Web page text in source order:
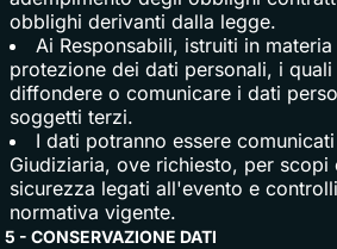
obblighi derivanti dalla legge.
Ai Responsabili, istruiti in
protezione dei dati personali, i
diffondere o comunicare i dati
soggetti terzi.
I dati potranno essere
Giudiziaria, ove richiesto, per scopi
sicurezza legati all'evento e
normativa vigente.
5 - CONSERVAZIONE DATI